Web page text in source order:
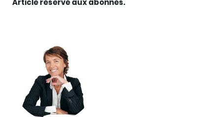
Article réservé aux abonnés.